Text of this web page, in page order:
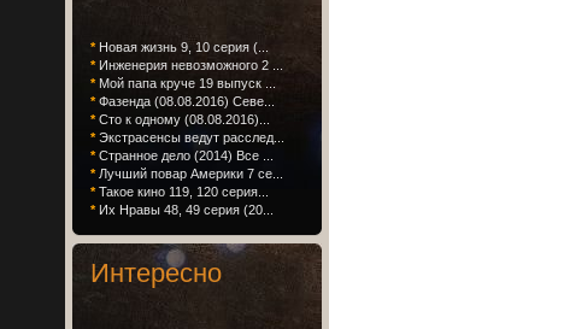
* Новая жизнь 9, 10 серия (...
* Инженерия невозможного 2 ...
* Мой папа круче 19 выпуск ...
* Фазенда (08.08.2016) Севе...
* Сто к одному (08.08.2016)...
* Экстрасенсы ведут расслед...
* Странное дело (2014) Все ...
* Лучший повар Америки 7 се...
* Такое кино 119, 120 серия...
* Их Нравы 48, 49 серия (20...
Интересно